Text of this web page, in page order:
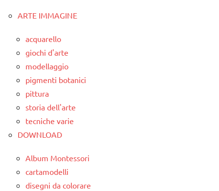
materiale
quadrati
magici
TUTTI GLI
ARGOMENTI
PER ETA'
TUTTI GLI
addizione
classe
classe
2a
classe
3a
DOWNLOAD
MATEMATICA
materiale
ARTE IMMAGINE
acquarello
giochi d'arte
modellaggio
pigmenti botanici
pittura
storia dell'arte
tecniche varie
DOWNLOAD
Album Montessori
cartamodelli
disegni da colorare